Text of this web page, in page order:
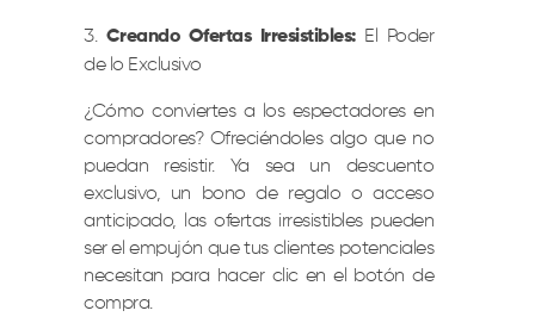
Creando Ofertas Irresistibles: El Poder
de lo Exclusivo
¿Cómo conviertes a los espectadores en
compradores? Ofreciéndoles algo que no
puedan resistir. Ya sea un descuento
exclusivo, un bono de regalo o acceso
anticipado, las ofertas irresistibles pueden
ser el empujón que tus clientes potenciales
necesitan para hacer clic en el botón de
compra.